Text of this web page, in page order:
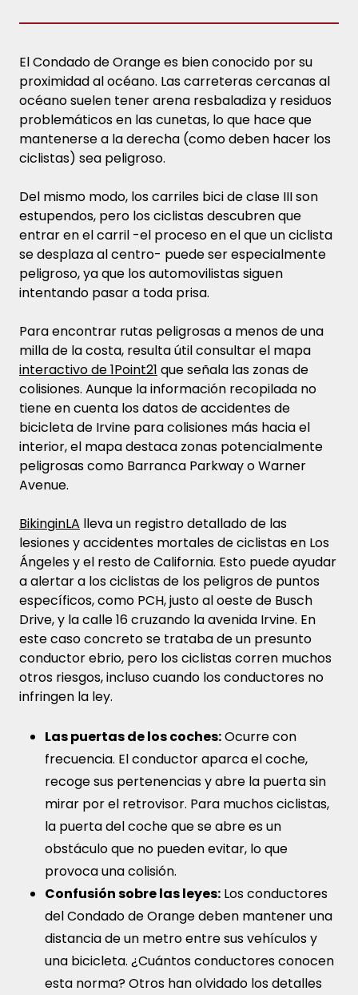
El Condado de Orange es bien conocido por su
proximidad al océano. Las carreteras cercanas al
océano suelen tener arena resbaladiza y residuos
problemáticos en las cunetas, lo que hace que
mantenerse a la derecha (como deben hacer los
ciclistas) sea peligroso.
Del mismo modo, los carriles bici de clase III son
estupendos, pero los ciclistas descubren que
entrar en el carril -el proceso en el que un ciclista
se desplaza al centro- puede ser especialmente
peligroso, ya que los automovilistas siguen
intentando pasar a toda prisa.
Para encontrar rutas peligrosas a menos de una
milla de la costa, resulta útil consultar el mapa
interactivo de 1Point21 que señala las zonas de
colisiones. Aunque la información recopilada no
tiene en cuenta los datos de accidentes de
bicicleta de Irvine para colisiones más hacia el
interior, el mapa destaca zonas potencialmente
peligrosas como Barranca Parkway o Warner
Avenue.
BikinginLA lleva un registro detallado de las
lesiones y accidentes mortales de ciclistas en Los
Ángeles y el resto de California. Esto puede ayudar
a alertar a los ciclistas de los peligros de puntos
específicos, como PCH, justo al oeste de Busch
Drive, y la calle 16 cruzando la avenida Irvine. En
este caso concreto se trataba de un presunto
conductor ebrio, pero los ciclistas corren muchos
otros riesgos, incluso cuando los conductores no
infringen la ley.
Las puertas de los coches:Ocurre con
frecuencia. El conductor aparca el coche,
recoge sus pertenencias y abre la puerta sin
mirar por el retrovisor. Para muchos ciclistas,
la puerta del coche que se abre es un
obstáculo que no pueden evitar, lo que
provoca una colisión.
Confusión sobre las leyes: Los conductores
del Condado de Orange deben mantener una
distancia de un metro entre sus vehículos y
una bicicleta. ¿Cuántos conductores conocen
esta norma? Otros han olvidado los detalles